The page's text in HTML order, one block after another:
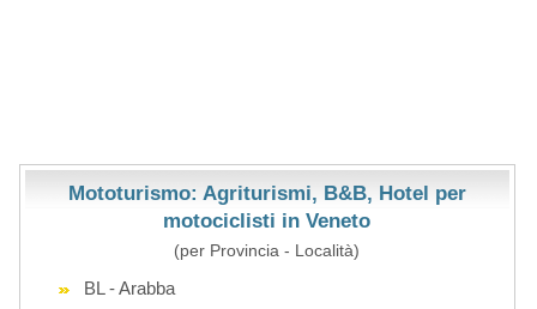
Mototurismo: Agriturismi, B&B, Hotel per
motociclisti in Veneto
(per Provincia - Località)
BL - Arabba